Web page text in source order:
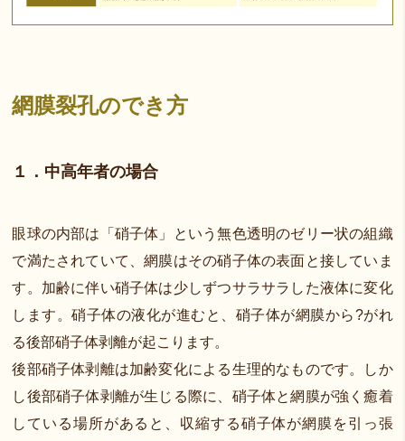
網膜裂孔のでき方
１．中高年者の場合
眼球の内部は「硝子体」という無色透明のゼリー状の組織
で満たされていて、網膜はその硝子体の表面と接していま
す。加齢に伴い硝子体は少しずつサラサラした液体に変化
します。硝子体の液化が進むと、硝子体が網膜から?がれ
る後部硝子体剥離が起こります。
後部硝子体剥離は加齢変化による生理的なものです。しか
し後部硝子体剥離が生じる際に、硝子体と網膜が強く癒着
している場所があると、収縮する硝子体が網膜を引っ張